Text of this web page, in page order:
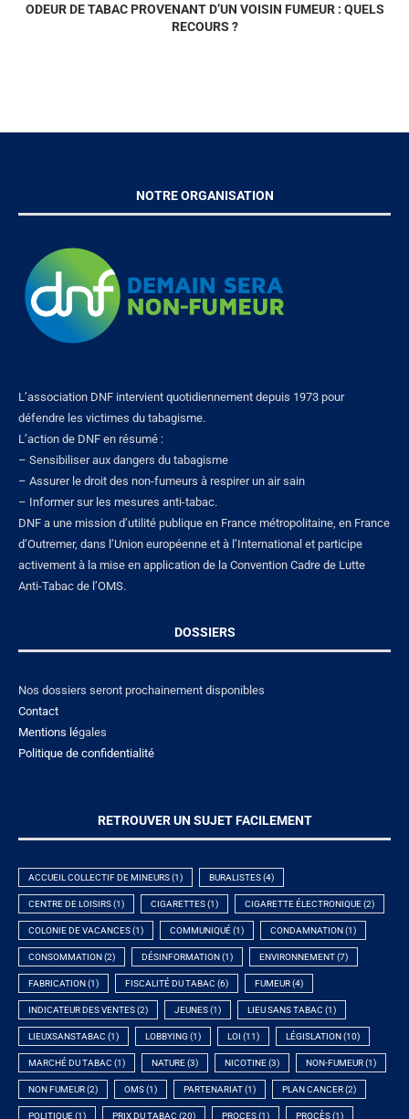
ODEUR DE TABAC PROVENANT D’UN VOISIN FUMEUR : QUELS
RECOURS ?
NOTRE ORGANISATION
L’association DNF intervient quotidiennement depuis 1973 pour
défendre les victimes du tabagisme.
L’action de DNF en résumé :
– Sensibiliser aux dangers du tabagisme
– Assurer le droit des non-fumeurs à respirer un air sain
– Informer sur les mesures anti-tabac.
DNF a une mission d’utilité publique en France métropolitaine, en France
d’Outremer, dans l’Union européenne et à l’International et participe
activement à la mise en application de la Convention Cadre de Lutte
Anti-Tabac de l’OMS.
DOSSIERS
Nos dossiers seront prochainement disponibles
Contact
Mentions légales
Politique de confidentialité
RETROUVER UN SUJET FACILEMENT
ACCUEIL COLLECTIF DE MINEURS(1) BURALISTES(4)
CENTRE DE LOISIRS(1) CIGARETTES(1) CIGARETTE ÉLECTRONIQUE(2)
COLONIE DE VACANCES(1) COMMUNIQUÉ(1) CONDAMNATION (1)
CONSOMMATION (2) DÉSINFORMATION (1) ENVIRONNEMENT(7)
FABRICATION (1) FISCALITÉ DU TABAC (6) FUMEUR(4)
INDICATEUR DES VENTES(2) JEUNES(1) LIEU SANS TABAC (1)
LIEUXSANSTABAC (1) LOBBYING (1) LOI (11) LÉGISLATION (10)
MARCHÉ DU TABAC (1) NATURE(3) NICOTINE(3) NON-FUMEUR(1)
NON FUMEUR(2) OMS(1) PARTENARIAT(1) PLAN CANCER(2)
POLITIQUE(1) PRIX DU TABAC (20) PROCES(1) PROCÈS(1)